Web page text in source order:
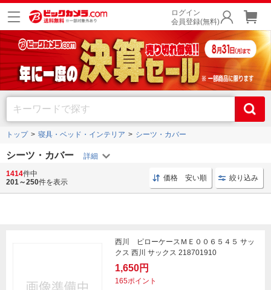
ログイン
会員登録(無料)
トップ 寝具・ベッド・インテリア シーツ・カバー
シーツ・カバー
寝具 インテリア シーツ シングル 枕カバー 小栗
1414件中
201～250件を表示 価格 安い順 絞り込み
西川 ピローケースＭＥ００６５４５ サッ
クス 西川 サックス 218701910
1,650円
165ポイント